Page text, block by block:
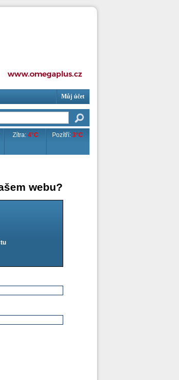
Můj účet
Zítra:4°C Pozítří: 3°C
webu?